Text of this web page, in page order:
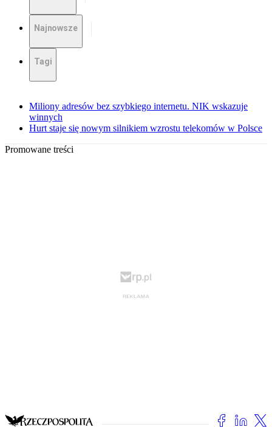
Najnowsze
Tagi
Miliony adresów bez szybkiego internetu. NIK wskazuje
winnych
Hurt staje się nowym silnikiem wzrostu telekomów w Polsce
Promowane treści